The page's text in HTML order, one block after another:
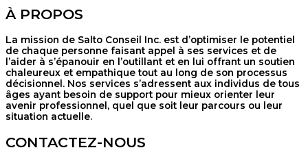
À PROPOS
La mission de Salto Conseil Inc. est d’optimiser le potentiel
de chaque personne faisant appel à ses services et de
l’aider à s’épanouir en l’outillant et en lui offrant un soutien
chaleureux et empathique tout au long de son processus
décisionnel. Nos services s’adressent aux individus de tous
âges ayant besoin de support pour mieux orienter leur
avenir professionnel, quel que soit leur parcours ou leur
situation actuelle.
CONTACTEZ-NOUS